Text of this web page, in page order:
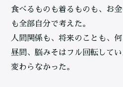
食べるものも着るものも、お
も全部自分で考えた。
人間関係も、将来のことも、
昼間、脳みそはフル回転して
変わらなかった。